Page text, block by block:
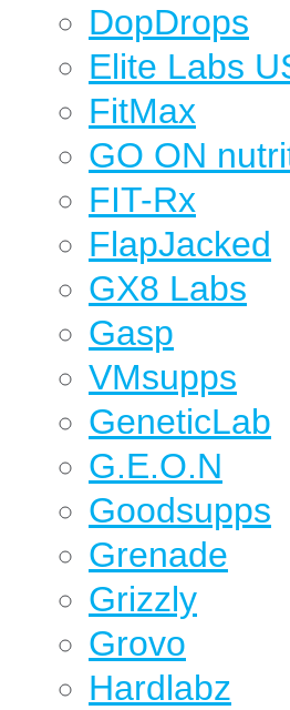
DopDrops
Elite Labs
FitMax
GO ON
FIT-Rx
FlapJacked
GX8 Labs
Gasp
VMsupps
GeneticLab
G.E.O.N
Goodsupps
Grenade
Grizzly
Grovo
Hardlabz